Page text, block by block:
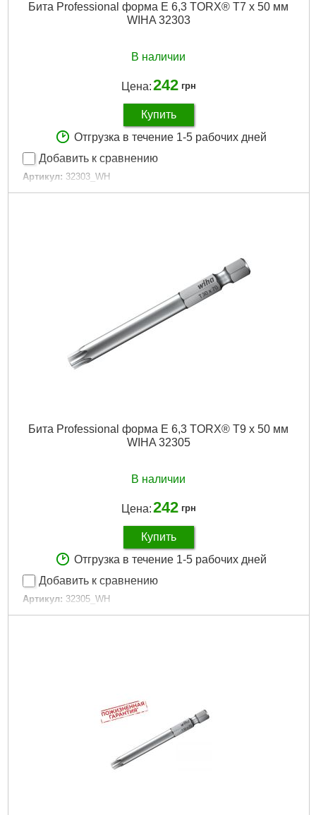
Бита Professional форма E 6,3 TORX® T7 x 50 мм
WIHA 32303
В наличии
Цена:242 грн
Купить
Отгрузка в течение 1-5 рабочих дней
Добавить к сравнению
Артикул: 32303_WH
Код товара: 27.26.63
Бита Professional форма E 6,3 TORX® T9 x 50 мм
WIHA 32305
В наличии
Цена:242 грн
Купить
Отгрузка в течение 1-5 рабочих дней
Добавить к сравнению
Артикул: 32305_WH
Код товара: 27.26.65